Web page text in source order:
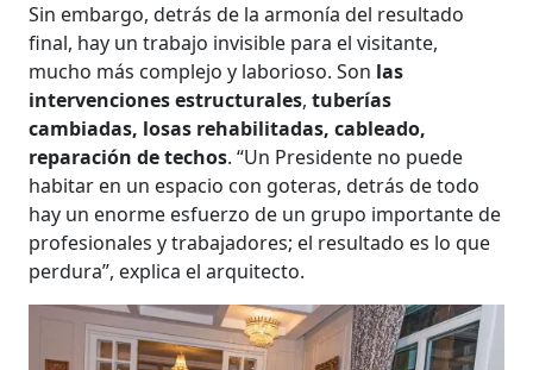
Sin embargo, detrás de la armonía del resultado
final, hay un trabajo invisible para el visitante,
mucho más complejo y laborioso. Son las
intervenciones estructurales, tuberías
cambiadas, losas rehabilitadas, cableado,
reparación de techos. “Un Presidente no puede
habitar en un espacio con goteras, detrás de todo
hay un enorme esfuerzo de un grupo importante de
profesionales y trabajadores; el resultado es lo que
perdura”, explica el arquitecto.